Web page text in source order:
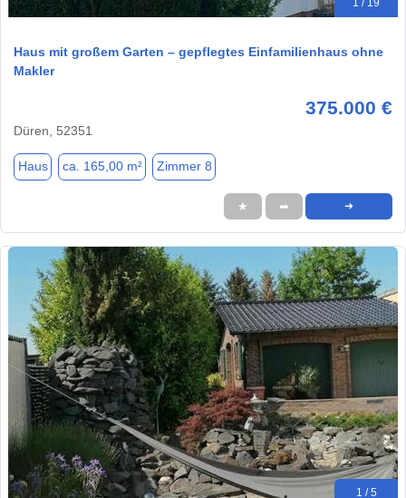
1 / 19
Haus mit großem Garten – gepflegtes Einfamilienhaus ohne
Makler
375.000 €
Düren, 52351
Haus ca. 165,00 m² Zimmer 8
★ ➦ ➜
1 / 5